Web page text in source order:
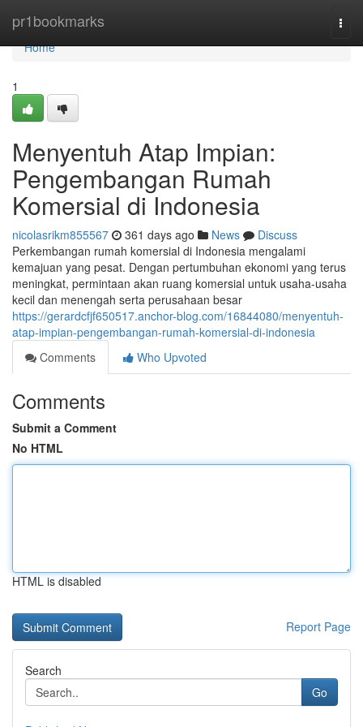
pr1bookmarks
Home
Home
1
Menyentuh Atap Impian:
Pengembangan Rumah
Komersial di Indonesia
nicolasrikm855567 361 days ago News
Discuss
Perkembangan rumah komersial di Indonesia mengalami
kemajuan yang pesat. Dengan pertumbuhan ekonomi yang terus
meningkat, permintaan akan ruang komersial untuk usaha-usaha
kecil dan menengah serta perusahaan besar
https://gerardcfjf650517.anchor-blog.com/16844080/menyentuh-
atap-impian-pengembangan-rumah-komersial-di-indonesia
Comments
Who Upvoted
Comments
Submit a Comment
No HTML
HTML is disabled
Report Page
Search
Go